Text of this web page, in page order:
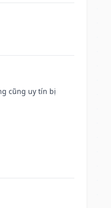
cũng uy tín bị